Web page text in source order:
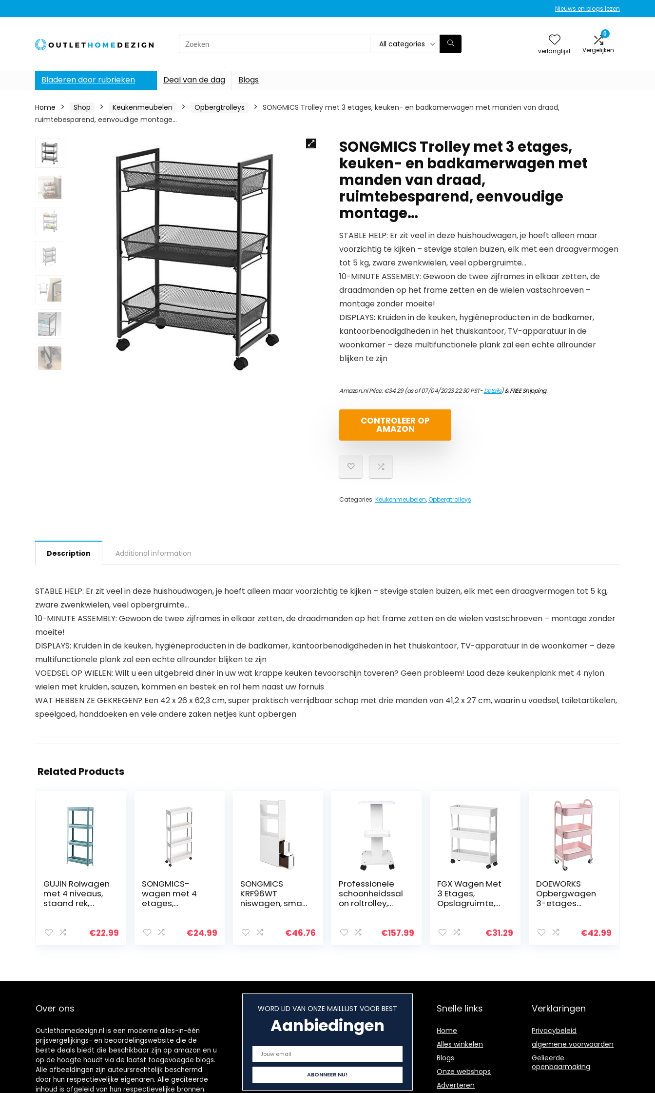
Nieuws en blogs lezen
Search
for:
All categories
verlanglijst
0
Vergelijken
Bladeren door rubrieken Deal van de dag Blogs
Home Shop Keukenmeubelen Opbergtrolleys
SONGMICS Trolley met 3 etages, keuken- en badkamerwagen met manden van draad,
ruimtebesparend, eenvoudige montage…
SONGMICS Trolley met 3 etages,
keuken- en badkamerwagen met
manden van draad,
ruimtebesparend, eenvoudige
montage…
STABLE HELP: Er zit veel in deze huishoudwagen, je hoeft alleen maar
voorzichtig te kijken – stevige stalen buizen, elk met een draagvermogen
tot 5 kg, zware zwenkwielen, veel opbergruimte…
10-MINUTE ASSEMBLY: Gewoon de twee zijframes in elkaar zetten, de
draadmanden op het frame zetten en de wielen vastschroeven –
montage zonder moeite!
DISPLAYS: Kruiden in de keuken, hygiëneproducten in de badkamer,
kantoorbenodigdheden in het thuiskantoor, TV-apparatuur in de
woonkamer – deze multifunctionele plank zal een echte allrounder
blijken te zijn
Amazon.nl Price:€34.29(as of 07/04/2023 22:30 PST-Details)&FREE Shipping.
CONTROLEER OP
AMAZON
Categories: Keukenmeubelen,Opbergtrolleys
Description Additional information
STABLE HELP: Er zit veel in deze huishoudwagen, je hoeft alleen maar voorzichtig te kijken – stevige stalen buizen, elk met een draagvermogen tot 5 kg,
zware zwenkwielen, veel opbergruimte…
10-MINUTE ASSEMBLY: Gewoon de twee zijframes in elkaar zetten, de draadmanden op het frame zetten en de wielen vastschroeven – montage zonder
moeite!
DISPLAYS: Kruiden in de keuken, hygiëneproducten in de badkamer, kantoorbenodigdheden in het thuiskantoor, TV-apparatuur in de woonkamer – deze
multifunctionele plank zal een echte allrounder blijken te zijn
VOEDSEL OP WIELEN: Wilt u een uitgebreid diner in uw wat krappe keuken tevoorschijn toveren? Geen probleem! Laad deze keukenplank met 4 nylon
wielen met kruiden, sauzen, kommen en bestek en rol hem naast uw fornuis
WAT HEBBEN ZE GEKREGEN? Een 42 x 26 x 62,3 cm, super praktisch verrijdbaar schap met drie manden van 41,2 x 27 cm, waarin u voedsel, toiletartikelen,
speelgoed, handdoeken en vele andere zaken netjes kunt opbergen
Related Products
GUJIN Rolwagen
met 4 niveaus,
staand rek,
opbergorganize
€22.99
SONGMICS-
wagen met 4
etages,
wielen,
€24.99
SONGMICS
KRF96WT
niswagen, smal,
en 2 laden,
kelder…
€46.76
Professionele
schoonheidssal
on roltrolley,
Schoonheidsinst
€157.99
FGX Wagen Met
3 Etages,
Opslagruimte,
Afneembaar,
€31.29
DOEWORKS
Opbergwagen
3-etages
Organizer
€42.99
Over ons
Outlethomedezign.nl is een moderne alles-in-één
prijsvergelijkings- en beoordelingswebsite die de
beste deals biedt die beschikbaar zijn op amazon en u
op de hoogte houdt via de laatst toegevoegde blogs.
Alle afbeeldingen zijn auteursrechtelijk beschermd
door hun respectievelijke eigenaren. Alle geciteerde
inhoud is afgeleid van hun respectievelijke bronnen.
WORD LID VAN ONZE MAILLIJST VOOR BEST
Aanbiedingen
Snelle links
Home
Alles winkelen
Blogs
Onze webshops
Adverteren
Verklaringen
Privacybeleid
algemene voorwaarden
Gelieerde
openbaarmaking